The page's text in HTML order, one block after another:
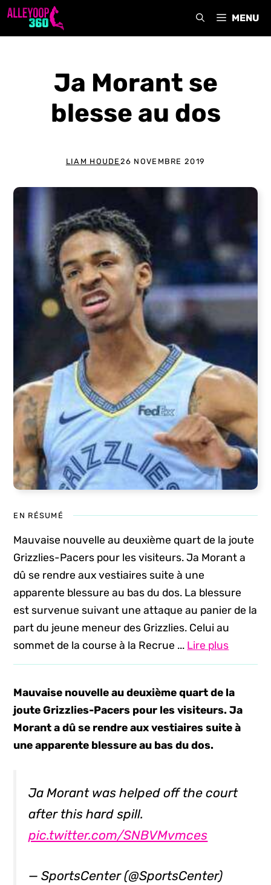
Aller
MENU
Ja Morant se
blesse au dos
LIAM HOUDE 26 NOVEMBRE 2019
EN RÉSUMÉ
Mauvaise nouvelle au deuxième quart de la joute
Grizzlies-Pacers pour les visiteurs. Ja Morant a
dû se rendre aux vestiaires suite à une
apparente blessure au bas du dos. La blessure
est survenue suivant une attaque au panier de la
part du jeune meneur des Grizzlies. Celui au
sommet de la course à la Recrue ... Lire plus
Mauvaise nouvelle au deuxième quart de la
joute Grizzlies-Pacers pour les visiteurs. Ja
Morant a dû se rendre aux vestiaires suite à
une apparente blessure au bas du dos.
Ja Morant was helped off the court
after this hard spill.
pic.twitter.com/SNBVMvmces
— SportsCenter (@SportsCenter)